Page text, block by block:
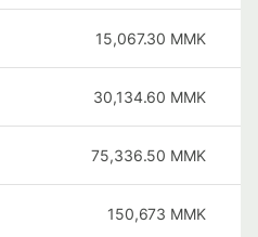
15,067.30 MMK
30,134.60 MMK
75,336.50 MMK
150,673 MMK